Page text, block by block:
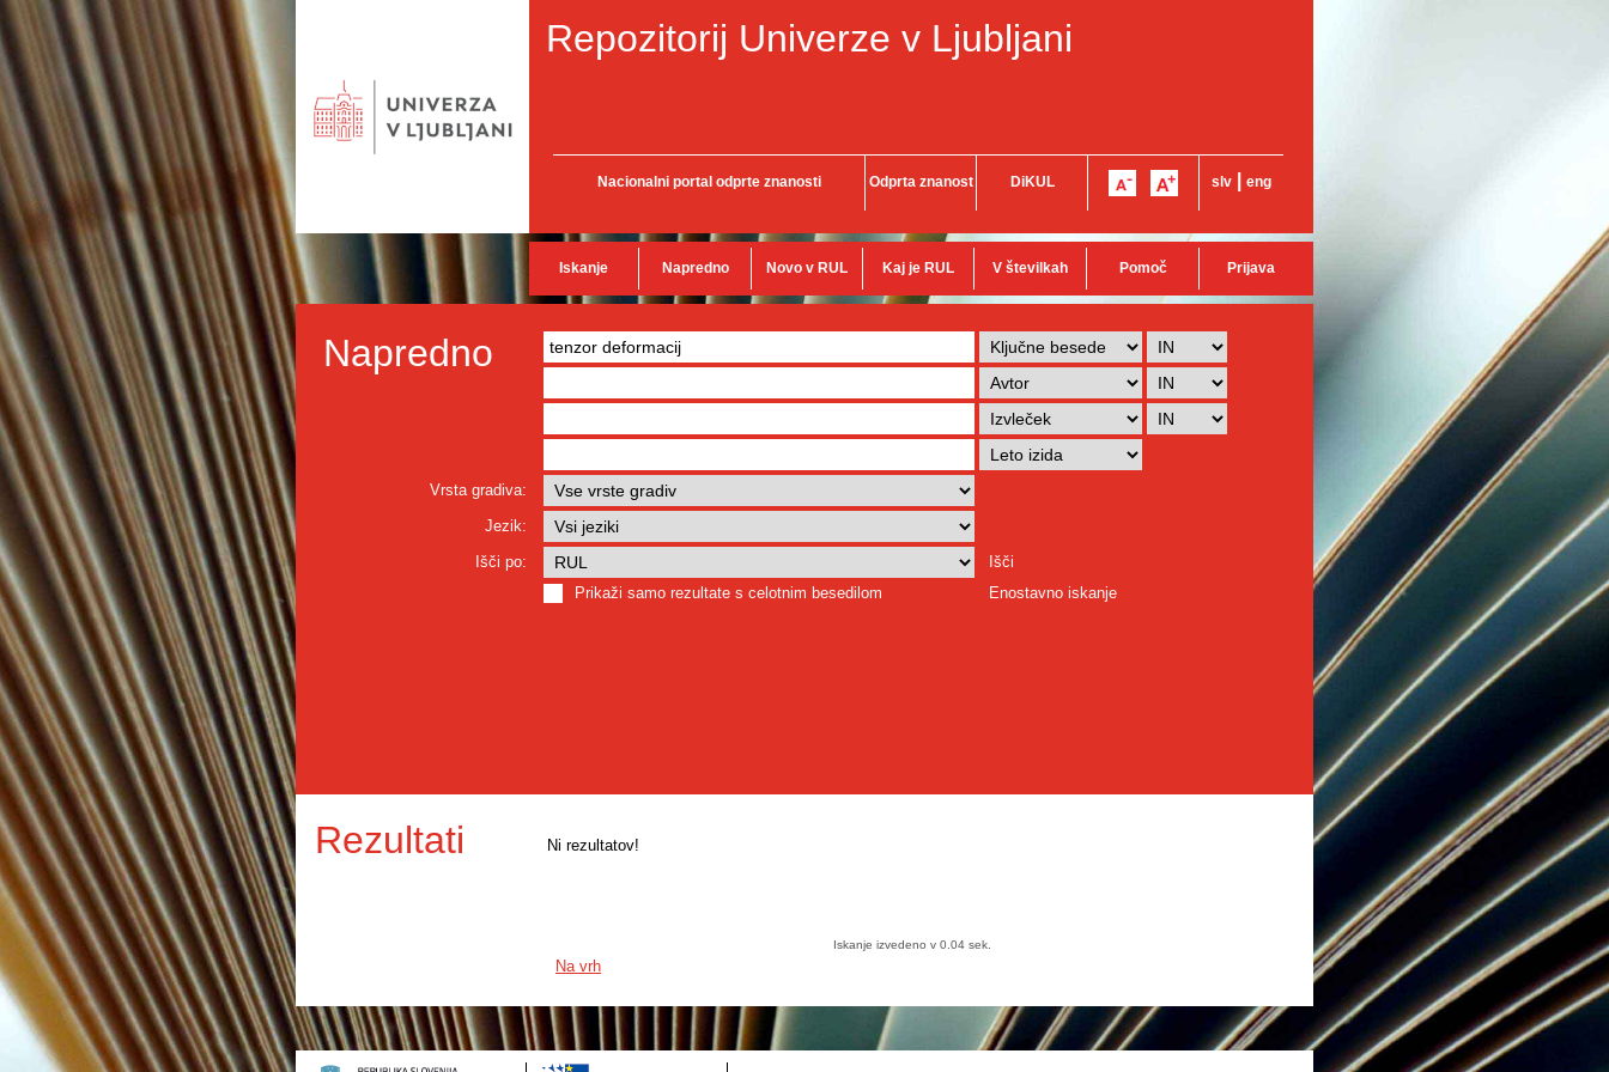
Repozitorij Univerze v Ljubljani
Nacionalni portal odprte znanosti Odprta znanost DiKUL slv eng
Iskanje Napredno Novo v RUL Kaj je RUL V številkah Pomoč Prijava
Napredno
Vrsta gradiva:
Jezik:
Išči po:
Išči
Prikaži samo rezultate s celotnim besedilom
Enostavno iskanje
Rezultati Ni rezultatov!
Iskanje izvedeno v 0.04 sek.
Na vrh